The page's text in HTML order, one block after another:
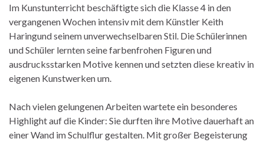
Im Kunstunterricht beschäftigte sich die Klasse 4 in den
vergangenen Wochen intensiv mit dem Künstler Keith
Haringund seinem unverwechselbaren Stil. Die Schülerinnen
und Schüler lernten seine farbenfrohen Figuren und
ausdrucksstarken Motive kennen und setzten diese kreativ in
eigenen Kunstwerken um.
Nach vielen gelungenen Arbeiten wartete ein besonderes
Highlight auf die Kinder: Sie durften ihre Motive dauerhaft an
einer Wand im Schulflur gestalten. Mit großer Begeisterung